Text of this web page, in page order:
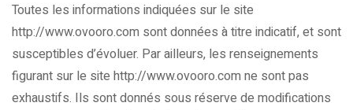
Toutes les informations indiquées sur le site
http://www.ovooro.com sont données à titre indicatif, et sont
susceptibles d’évoluer. Par ailleurs, les renseignements
figurant sur le site http://www.ovooro.com ne sont pas
exhaustifs. Ils sont donnés sous réserve de modifications